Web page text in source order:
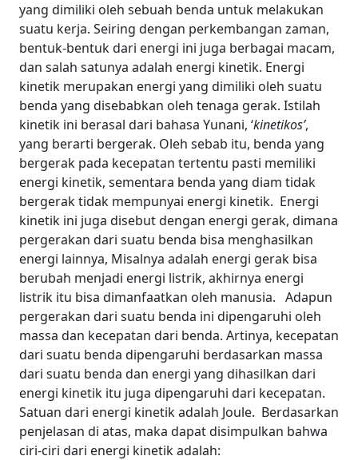
yang dimiliki oleh sebuah benda untuk melakukan
suatu kerja. Seiring dengan perkembangan zaman,
bentuk-bentuk dari energi ini juga berbagai macam,
dan salah satunya adalah energi kinetik. Energi
kinetik merupakan energi yang dimiliki oleh suatu
benda yang disebabkan oleh tenaga gerak. Istilah
kinetik ini berasal dari bahasa Yunani, ‘kinetikos’,
yang berarti bergerak. Oleh sebab itu, benda yang
bergerak pada kecepatan tertentu pasti memiliki
energi kinetik, sementara benda yang diam tidak
bergerak tidak mempunyai energi kinetik. Energi
kinetik ini juga disebut dengan energi gerak, dimana
pergerakan dari suatu benda bisa menghasilkan
energi lainnya, Misalnya adalah energi gerak bisa
berubah menjadi energi listrik, akhirnya energi
listrik itu bisa dimanfaatkan oleh manusia. Adapun
pergerakan dari suatu benda ini dipengaruhi oleh
massa dan kecepatan dari benda. Artinya, kecepatan
dari suatu benda dipengaruhi berdasarkan massa
dari suatu benda dan energi yang dihasilkan dari
energi kinetik itu juga dipengaruhi dari kecepatan.
Satuan dari energi kinetik adalah Joule. Berdasarkan
penjelasan di atas, maka dapat disimpulkan bahwa
ciri-ciri dari energi kinetik adalah: